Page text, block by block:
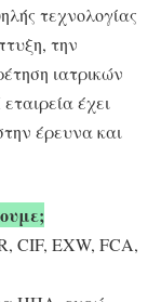
τεχνολογίας
την
ιατρικών
έχει
έρευνα και
CIF, EXW, FCA,